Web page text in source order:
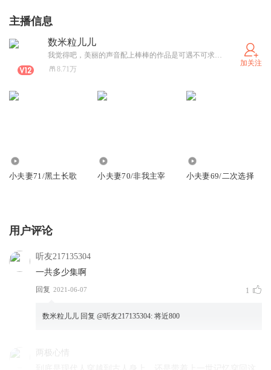
主播信息
数米粒儿儿
我觉得吧，美丽的声音配上棒棒的作品是可遇不可求的，反正吧，我的声音就不配，不过吧，小萌新的我刚刚开始还是录了，期待着有宝宝发现我订阅我，让我�动力可以一直在这里努力哈�扣群，壹壹肆8九叁6柒陆三
8.71万
加关注
小夫妻71/黑土长歌 小夫妻70/非我主宰 小夫妻69/二次选择
用户评论
听友217135304
一共多少集啊
回复 2021-06-07 1
数米粒儿儿 回复 @听友217135304: 将近800
两极心情